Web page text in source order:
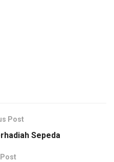
Post
Sepeda